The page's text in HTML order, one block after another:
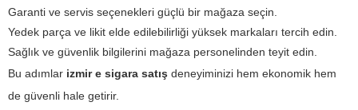
Garanti ve servis seçenekleri güçlü bir mağaza seçin.
Yedek parça ve likit elde edilebilirliği yüksek markaları tercih edin.
Sağlık ve güvenlik bilgilerini mağaza personelinden teyit edin.
Bu adımlar izmir e sigara satış deneyiminizi hem ekonomik hem
de güvenli hale getirir.